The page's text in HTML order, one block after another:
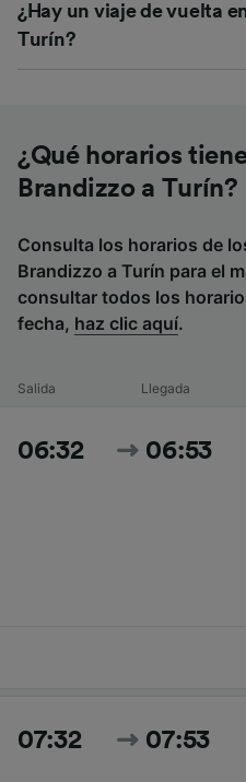
¿Hay un viaje de vuelta
Turín?
¿Qué horarios
Brandizzo a Turín?
Consulta los horarios de
Brandizzo a Turín para el
consultar todos los
fecha, haz clic aquí.
Salida Llegada
06:32 06:53
07:32 07:53